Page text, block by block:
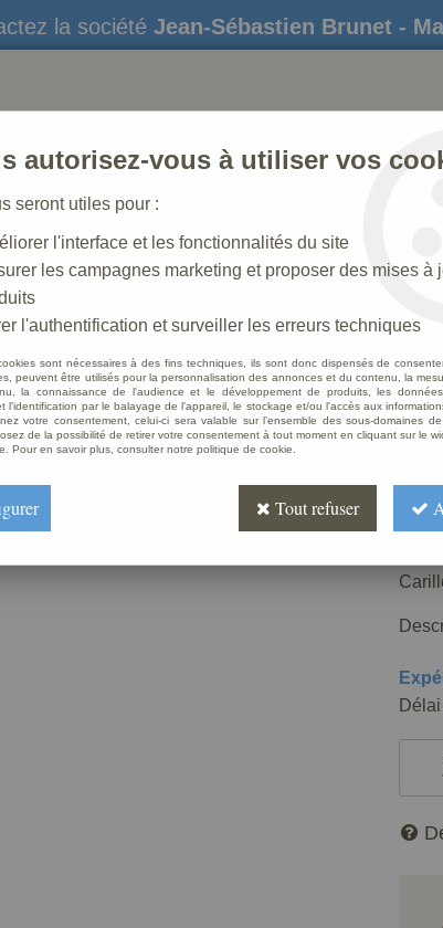
la société Jean-Sébastien Brunet -
STATUES CRÈCHES DE NOËL
autorisez-vous à utiliser vos
seront utiles pour :
l'interface et les fonctionnalités du site
les campagnes marketing et proposer des mises à
l'authentification et surveiller les erreurs techniques
sont nécessaires à des fins techniques, ils sont donc dispensés de
peuvent être utilisés pour la personnalisation des annonces et du contenu, la
la connaissance de l'audience et le développement de produits, les
l'identification par le balayage de l'appareil, le stockage et/ou l'accès aux
votre consentement, celui-ci sera valable sur l’ensemble des sous-domaines de
de la possibilité de retirer votre consentement à tout moment en cliquant sur le
Pour en savoir plus, consulter notre politique de cookie.
Tout refuser